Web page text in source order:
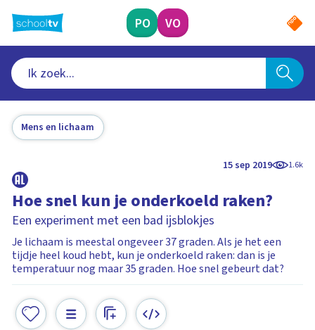
naar
hoofdinhoud
PO VO
Mens en lichaam
15 sep 2019 1.6k
Hoe snel kun je onderkoeld raken?
Een experiment met een bad ijsblokjes
Je lichaam is meestal ongeveer 37 graden. Als je het een
tijdje heel koud hebt, kun je onderkoeld raken: dan is je
temperatuur nog maar 35 graden. Hoe snel gebeurt dat?